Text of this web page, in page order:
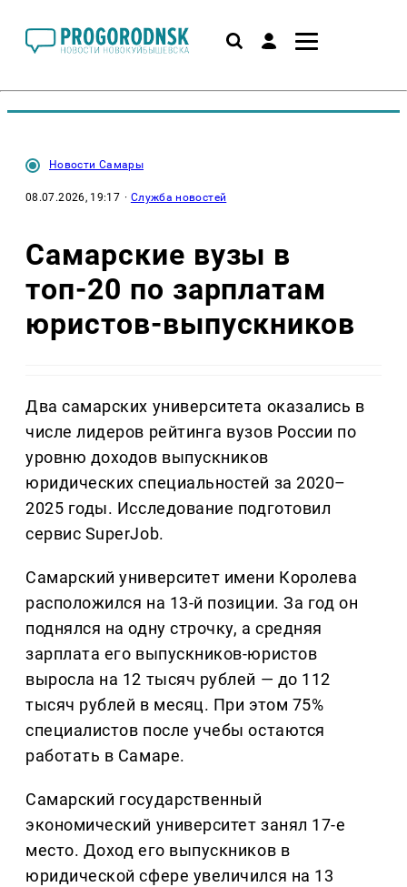
Новости Самары
08.07.2026, 19:17 · Служба новостей
Самарские вузы в
топ-20 по зарплатам
юристов-выпускников
Два самарских университета оказались в
числе лидеров рейтинга вузов России по
уровню доходов выпускников
юридических специальностей за 2020–
2025 годы. Исследование подготовил
сервис SuperJob.
Самарский университет имени Королева
расположился на 13-й позиции. За год он
поднялся на одну строчку, а средняя
зарплата его выпускников-юристов
выросла на 12 тысяч рублей — до 112
тысяч рублей в месяц. При этом 75%
специалистов после учебы остаются
работать в Самаре.
Самарский государственный
экономический университет занял 17-е
место. Доход его выпускников в
юридической сфере увеличился на 13